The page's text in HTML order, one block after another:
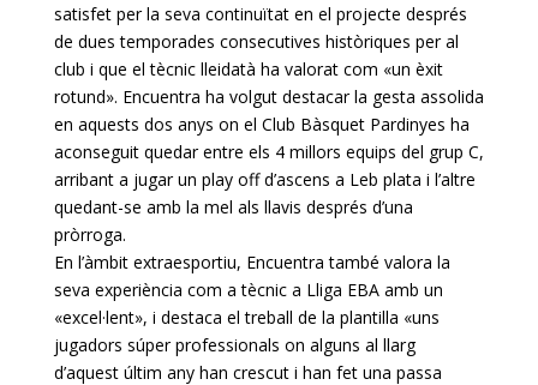
satisfet per la seva continuïtat en el projecte després
de dues temporades consecutives històriques per al
club i que el tècnic lleidatà ha valorat com «un èxit
rotund». Encuentra ha volgut destacar la gesta assolida
en aquests dos anys on el Club Bàsquet Pardinyes ha
aconseguit quedar entre els 4 millors equips del grup C,
arribant a jugar un play offd’ascens a Leb plata i l’altre
quedant-se amb la mel als llavis després d’una
pròrroga.
En l’àmbit extraesportiu, Encuentra també valora la
seva experiència com a tècnic a Lliga EBAamb un
«excel·lent», i destaca el treball de la plantilla «uns
jugadors súper professionals on alguns al llarg
d’aquest últim any han crescut i han fet una passa